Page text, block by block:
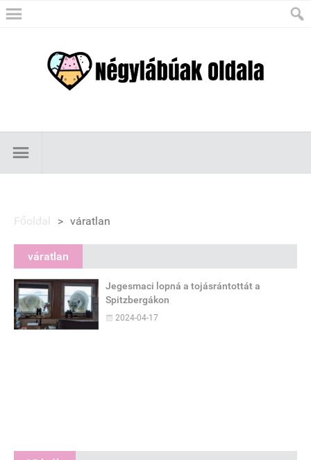
Főoldal > váratlan
váratlan
Jegesmaci lopná a tojásrántottát a
Spitzbergákon
2024-04-17